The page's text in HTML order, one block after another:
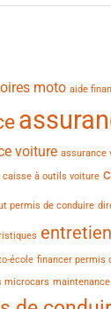
moto aide
voiture assurance
caisse à outils voiture
permis de conduire
école financer permis
microcars